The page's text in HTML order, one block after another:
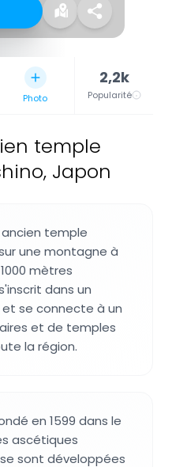
Photo
2,2k
Popularité
temple
Japon
temple
une montagne à
mètres
dans un
se connecte à un
et de temples
la région.
en 1599 dans le
ascétiques
sont développées